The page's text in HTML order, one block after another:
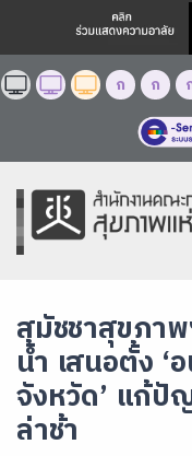
ก ก
สมัชชาสุขภา
น้ำ เสนอตั้ง ‘
จังหวัด’ แก้ปั
ล่าช้า